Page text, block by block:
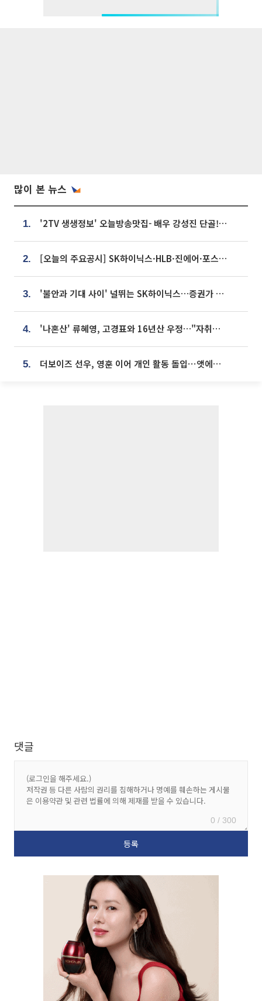
많이 본 뉴스
1. '2TV 생생정보' 오늘방송맛집- 배우 강성진 단골! 쌀국수ㆍ푸팟퐁 커리 맛집 '블○○○'
2. [오늘의 주요공시] SK하이닉스·HLB·진에어·포스코홀딩스·네이버·대우건설 등
3. '불안과 기대 사이' 널뛰는 SK하이닉스…증권가 "HBM4·LTA 기반 펀터멘털 견고"
4. '나혼산' 류혜영, 고경표와 16년산 우정…"자취방서 부모님과 마주쳐"
5. 더보이즈 선우, 영훈 이어 개인 활동 돌입⋯앳에어리어와 전속계약
댓글
0 / 300